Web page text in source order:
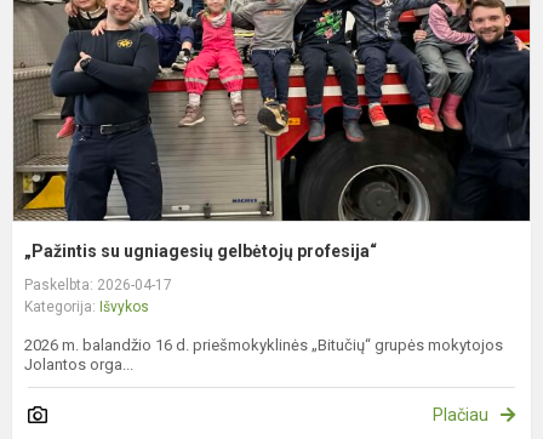
„Pažintis su ugniagesių gelbėtojų profesija“
Paskelbta: 2026-04-17
Kategorija: Išvykos
2026 m. balandžio 16 d. priešmokyklinės „Bitučių“ grupės mokytojos
Jolantos orga...
Plačiau